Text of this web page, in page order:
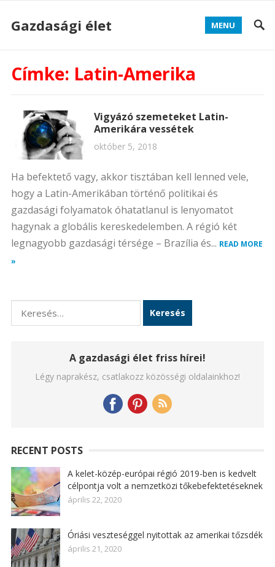
Gazdasági élet MENU
Címke: Latin-Amerika
Vigyázó szemeteket Latin-
Amerikára vessétek
október 5, 2018
Ha befektető vagy, akkor tisztában kell lenned vele,
hogy a Latin-Amerikában történő politikai és
gazdasági folyamatok óhatatlanul is lenyomatot
hagynak a globális kereskedelemben. A régió két
legnagyobb gazdasági térsége – Brazília és... READ MORE
»
Keresés:
A gazdasági élet friss hírei!
Légy naprakész, csatlakozz közösségi oldalainkhoz!
RECENT POSTS
A kelet-közép-európai régió 2019-ben is kedvelt
célpontja volt a nemzetközi tőkebefektetéseknek
április 22, 2020
Óriási veszteséggel nyitottak az amerikai tőzsdék
április 21, 2020